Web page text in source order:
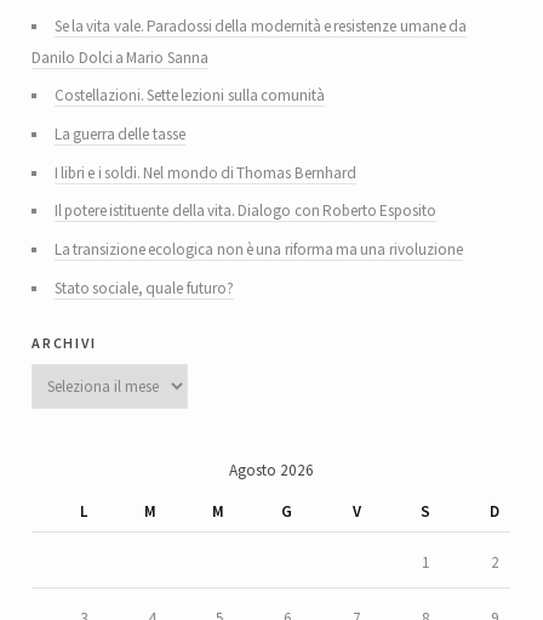
Se la vita vale. Paradossi della modernità e resistenze umane da
Danilo Dolci a Mario Sanna
Costellazioni. Sette lezioni sulla comunità
La guerra delle tasse
I libri e i soldi. Nel mondo di Thomas Bernhard
Il potere istituente della vita. Dialogo con Roberto Esposito
La transizione ecologica non è una riforma ma una rivoluzione
Stato sociale, quale futuro?
archivi
Archivi
Agosto 2026
L
M M G V S D
1 2